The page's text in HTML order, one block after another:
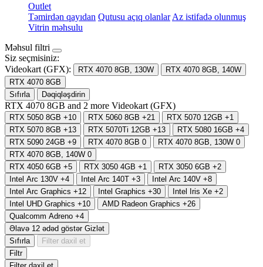
Outlet
Təmirdən qayıdan Qutusu açıq olanlar Az istifadə olunmuş
Vitrin məhsulu
Məhsul filtri
Siz seçmisiniz:
Videokart (GFX):
RTX 4070 8GB, 130W
RTX 4070 8GB, 140W
RTX 4070 8GB
Sıfırla
Dəqiqləşdirin
RTX 4070 8GB and 2 more Videokart (GFX)
RTX 5050 8GB +10 RTX 5060 8GB +21 RTX 5070 12GB +1
RTX 5070 8GB +13 RTX 5070Ti 12GB +13 RTX 5080 16GB +4
RTX 5090 24GB +9 RTX 4070 8GB 0 RTX 4070 8GB, 130W 0
RTX 4070 8GB, 140W 0
RTX 4050 6GB +5 RTX 3050 4GB +1 RTX 3050 6GB +2
Intel Arc 130V +4 Intel Arc 140T +3 Intel Arc 140V +8
Intel Arc Graphics +12 Intel Graphics +30 Intel Iris Xe +2
Intel UHD Graphics +10 AMD Radeon Graphics +26
Qualcomm Adreno +4
Əlavə 12 ədəd göstər Gizlət
Sıfırla
Filter daxil et
Filtr